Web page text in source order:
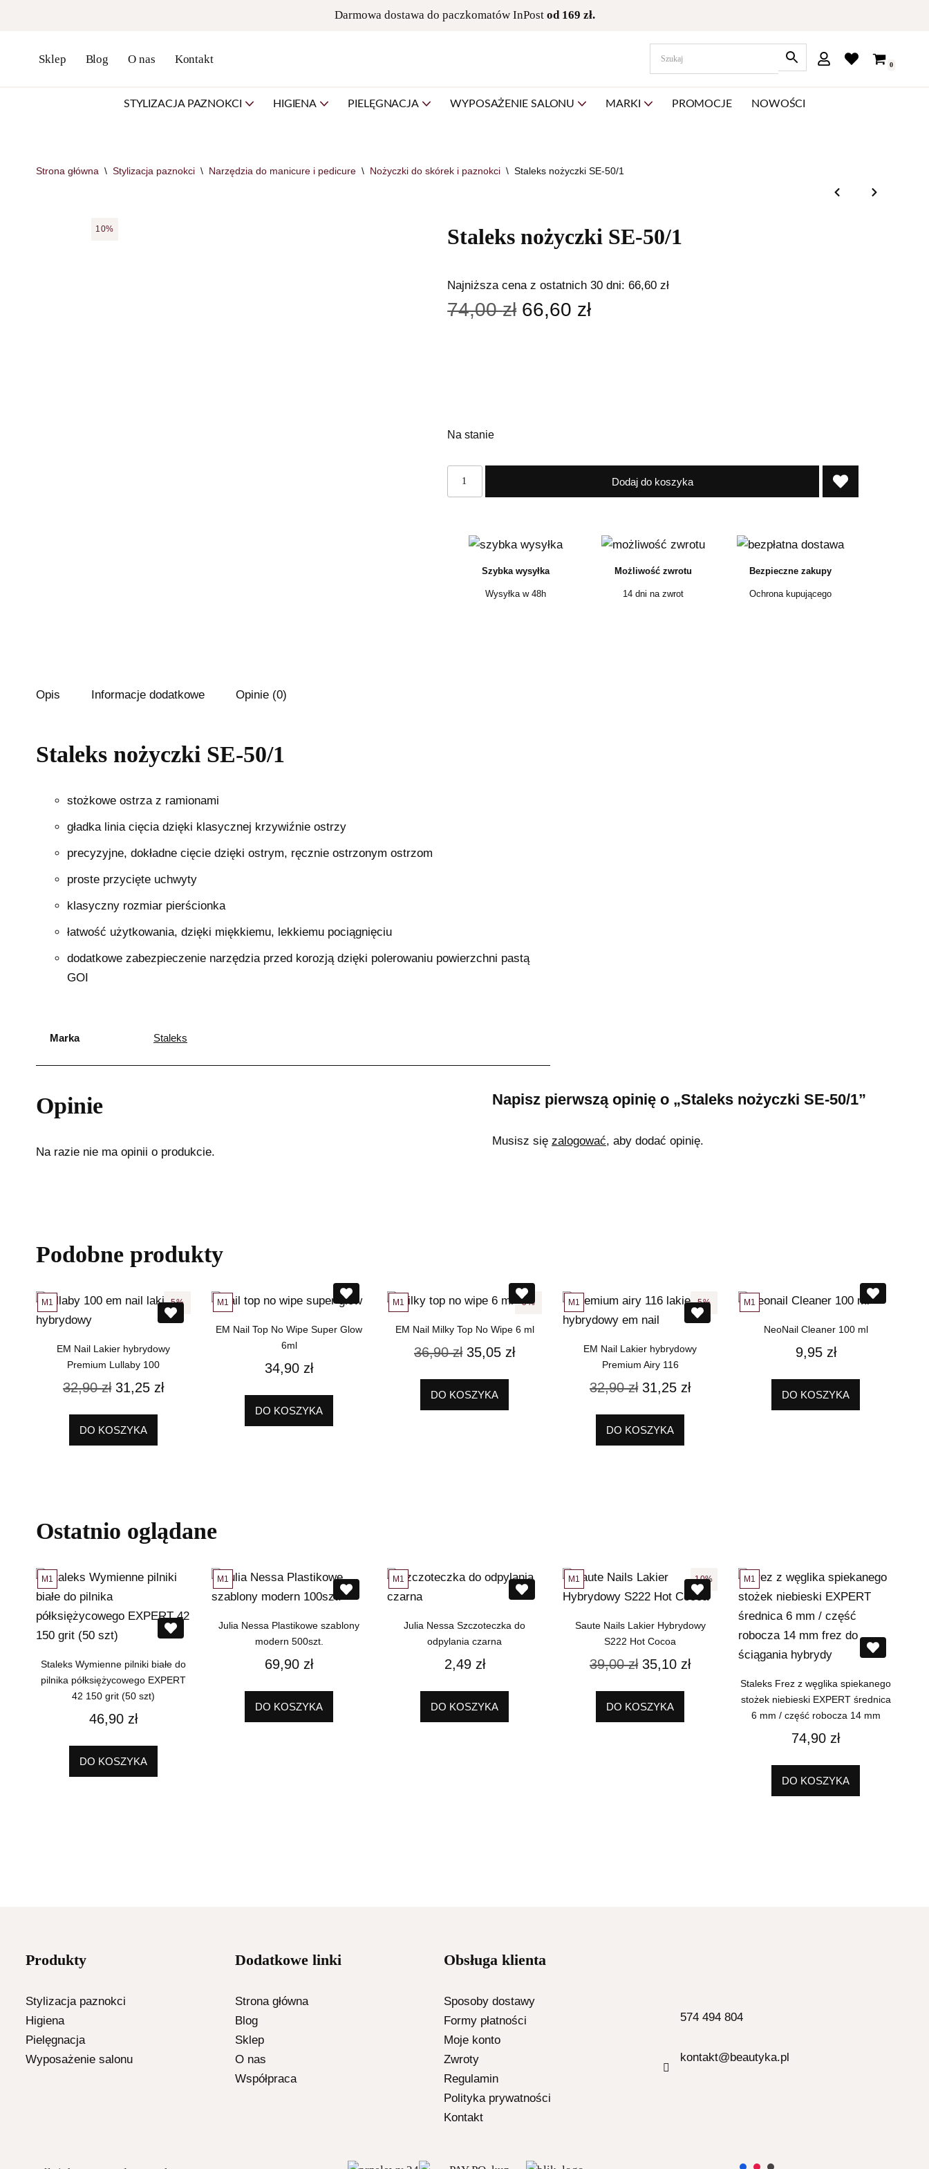
Darmowa dostawa do paczkomatów InPost od 169 zł.
Sklep Blog O nas Kontakt 0
STYLIZACJA PAZNOKCI HIGIENA PIELĘGNACJA WYPOSAŻENIE SALONU MARKI PROMOCJE NOWOŚCI
Strona główna \ Stylizacja paznokci \ Narzędzia do manicure i pedicure \ Nożyczki do skórek i paznokci \ Staleks nożyczki SE-50/1
10% Staleks nożyczki SE-50/1
Najniższa cena z ostatnich 30 dni:66,60zł
74,00zł 66,60 zł
Na stanie
Dodaj do koszyka
Szybka wysyłka
Wysyłka w 48h
Możliwość zwrotu
14 dni na zwrot
Bezpieczne zakupy
Ochrona kupującego
Opis Informacje dodatkowe Opinie (0)
Staleks nożyczki SE-50/1
stożkowe ostrza z ramionami
gładka linia cięcia dzięki klasycznej krzywiźnie ostrzy
precyzyjne, dokładne cięcie dzięki ostrym, ręcznie ostrzonym ostrzom
proste przycięte uchwyty
klasyczny rozmiar pierścionka
łatwość użytkowania, dzięki miękkiemu, lekkiemu pociągnięciu
dodatkowe zabezpieczenie narzędzia przed korozją dzięki polerowaniu powierzchni pastą
GOI
Marka Staleks
Opinie
Na razie nie ma opinii o produkcie.
Napisz pierwszą opinię o „Staleks nożyczki SE-50/1”
Musisz się zalogować, aby dodać opinię.
Podobne produkty
5%
M1
EM Nail Lakier hybrydowy
Premium Lullaby 100
32,90zł 31,25 zł
DO KOSZYKA
M1
EM Nail Top No Wipe Super Glow
6ml
34,90 zł
DO KOSZYKA
5%
M1
EM Nail Milky Top No Wipe 6 ml
36,90zł 35,05 zł
DO KOSZYKA
5%
M1
EM Nail Lakier hybrydowy
Premium Airy 116
32,90zł 31,25 zł
DO KOSZYKA
M1
NeoNail Cleaner 100 ml
9,95 zł
DO KOSZYKA
Ostatnio oglądane
M1
Staleks Wymienne pilniki białe do
pilnika półksiężycowego EXPERT
42 150 grit (50 szt)
46,90 zł
DO KOSZYKA
M1
Julia Nessa Plastikowe szablony
modern 500szt.
69,90 zł
DO KOSZYKA
M1
Julia Nessa Szczoteczka do
odpylania czarna
2,49 zł
DO KOSZYKA
10%
M1
Saute Nails Lakier Hybrydowy
S222 Hot Cocoa
39,00zł 35,10 zł
DO KOSZYKA
M1
Staleks Frez z węglika spiekanego
stożek niebieski EXPERT średnica
6 mm / część robocza 14 mm
74,90 zł
DO KOSZYKA
Produkty
Stylizacja paznokci
Higiena
Pielęgnacja
Wyposażenie salonu
Dodatkowe linki
Strona główna
Blog
Sklep
O nas
Współpraca
Obsługa klienta
Sposoby dostawy
Formy płatności
Moje konto
Zwroty
Regulamin
Polityka prywatności
Kontakt
574 494 804
kontakt@beautyka.pl